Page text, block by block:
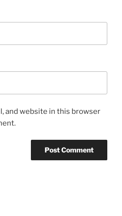
and website in this browser